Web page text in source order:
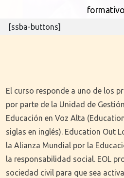
[ssba-buttons]
El curso responde a uno de los
por parte de la Unidad de
Educación en Voz Alta
siglas en inglés). Education Out
la Alianza Mundial por la
la responsabilidad social. EOL
sociedad civil para que sea